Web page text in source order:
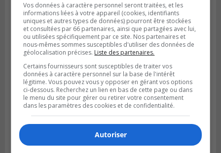
Publié le 18 juillet 2026 à 07h58
Le parc Poly-aréna de Brossard va vibrer
en début août
Vos données à caractère personnel seront traitées, et les
informations liées à votre appareil (cookies, identifiants
uniques et autres types de données) pourront être stockées
et consultées par 66 partenaires, ainsi que partagées avec lui,
ou utilisées spécifiquement par ce site. Nos partenaires et
nous-mêmes sommes susceptibles d'utiliser des données de
géolocalisation précises. Liste des partenaires.
Certains fournisseurs sont susceptibles de traiter vos
données à caractère personnel sur la base de l'intérêt
légitime. Vous pouvez vous y opposer en gérant vos options
ci-dessous. Recherchez un lien en bas de cette page ou dans
le menu du site pour gérer ou retirer votre consentement
dans les paramètres des cookies et de confidentialité.
Autoriser